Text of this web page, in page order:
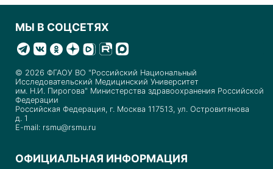
МЫ В СОЦСЕТЯХ
© 2026 ФГАОУ ВО "Российский Национальный
Исследовательский Медицинский Университет
им. Н.И. Пирогова" Министерства здравоохранения Российской
Федерации
Российская Федерация, г. Москва 117513, ул. Островитянова
д. 1
E-mail: rsmu@rsmu.ru
ОФИЦИАЛЬНАЯ ИНФОРМАЦИЯ